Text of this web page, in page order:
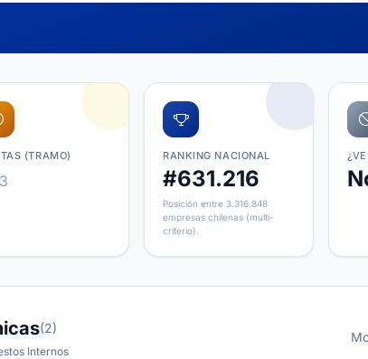
(TRAMO) RANKING NACIONAL
#631.216
Posición entre 3.316.848
empresas chilenas (multi-
criterio).
(2)
Internos